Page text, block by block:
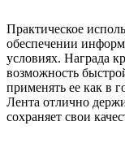
Практическое
обеспечении
условиях. Награда
возможность
применять ее как в
Лента отлично
сохраняет свои